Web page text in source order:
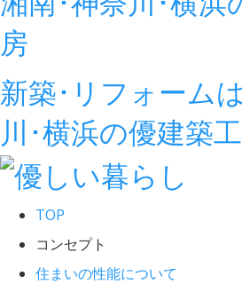
房
新築･リフォーム
川･横浜の優建築
TOP
コンセプト
住まいの性能について